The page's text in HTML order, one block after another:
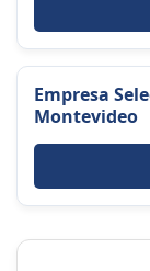
Empresa
Montevideo